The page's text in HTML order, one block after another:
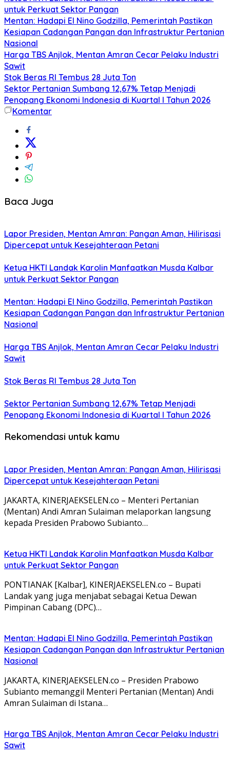
untuk Perkuat Sektor Pangan
Mentan: Hadapi El Nino Godzilla, Pemerintah Pastikan
Kesiapan Cadangan Pangan dan Infrastruktur Pertanian
Nasional
Harga TBS Anjlok, Mentan Amran Cecar Pelaku Industri
Sawit
Stok Beras RI Tembus 28 Juta Ton
Sektor Pertanian Sumbang 12,67% Tetap Menjadi
Penopang Ekonomi Indonesia di Kuartal I Tahun 2026
Komentar
Baca Juga
Lapor Presiden, Mentan Amran: Pangan Aman, Hilirisasi
Dipercepat untuk Kesejahteraan Petani
Ketua HKTI Landak Karolin Manfaatkan Musda Kalbar
untuk Perkuat Sektor Pangan
Mentan: Hadapi El Nino Godzilla, Pemerintah Pastikan
Kesiapan Cadangan Pangan dan Infrastruktur Pertanian
Nasional
Harga TBS Anjlok, Mentan Amran Cecar Pelaku Industri
Sawit
Stok Beras RI Tembus 28 Juta Ton
Sektor Pertanian Sumbang 12,67% Tetap Menjadi
Penopang Ekonomi Indonesia di Kuartal I Tahun 2026
Rekomendasi untuk kamu
Lapor Presiden, Mentan Amran: Pangan Aman, Hilirisasi
Dipercepat untuk Kesejahteraan Petani
JAKARTA, KINERJAEKSELEN.co – Menteri Pertanian
(Mentan) Andi Amran Sulaiman melaporkan langsung
kepada Presiden Prabowo Subianto…
Ketua HKTI Landak Karolin Manfaatkan Musda Kalbar
untuk Perkuat Sektor Pangan
PONTIANAK [Kalbar], KINERJAEKSELEN.co – Bupati
Landak yang juga menjabat sebagai Ketua Dewan
Pimpinan Cabang (DPC)…
Mentan: Hadapi El Nino Godzilla, Pemerintah Pastikan
Kesiapan Cadangan Pangan dan Infrastruktur Pertanian
Nasional
JAKARTA, KINERJAEKSELEN.co – Presiden Prabowo
Subianto memanggil Menteri Pertanian (Mentan) Andi
Amran Sulaiman di Istana…
Harga TBS Anjlok, Mentan Amran Cecar Pelaku Industri
Sawit